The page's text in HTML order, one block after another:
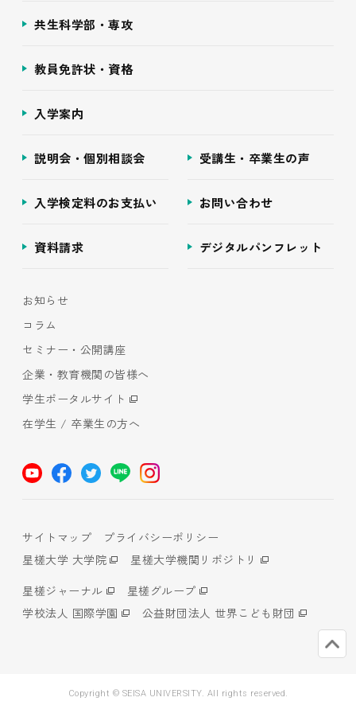
共生科学部・専攻
教員免許状・資格
入学案内
説明会・個別相談会 受講生・卒業生の声
入学検定料のお支払い お問い合わせ
資料請求 デジタルパンフレット
お知らせ
コラム
セミナー・公開講座
企業・教育機関の皆様へ
学生ポータルサイト
在学生 / 卒業生の方へ
サイトマップ
プライバシーポリシー
星槎大学 大学院
星槎大学機関リポジトリ
星槎ジャーナル
星槎グループ
学校法人 国際学園
公益財団法人 世界こども財団
Copyright © SEISA UNIVERSITY. All rights reserved.